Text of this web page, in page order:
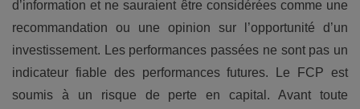
d’information et ne sauraient être considérées comme une
recommandation ou une opinion sur l’opportunité d’un
investissement. Les performances passées ne sont pas un
indicateur fiable des performances futures. Le FCP est
soumis à un risque de perte en capital. Avant toute